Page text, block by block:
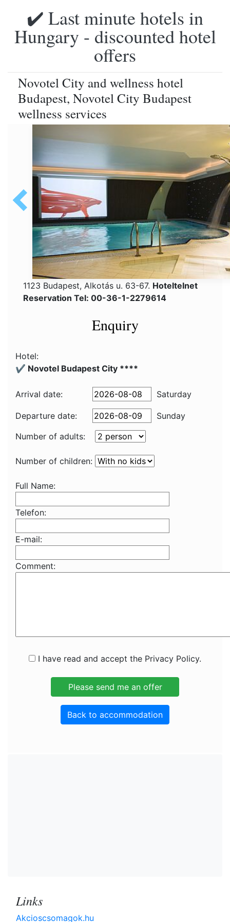
✔️ Last minute hotels in
Hungary - discounted hotel
offers
Novotel City and wellness hotel
Budapest, Novotel City Budapest
wellness services
1123 Budapest, Alkotás u. 63-67. Hoteltelnet
Reservation Tel: 00-36-1-2279614
Enquiry
Hotel:
✔️ Novotel Budapest City ****
Arrival date: Saturday
Departure date:
Sunday
Number of adults:
Number of children:
Full Name:
Telefon:
E-mail:
Comment:
I have read and accept the Privacy Policy.
Back to accommodation
Links
Akcioscsomagok.hu